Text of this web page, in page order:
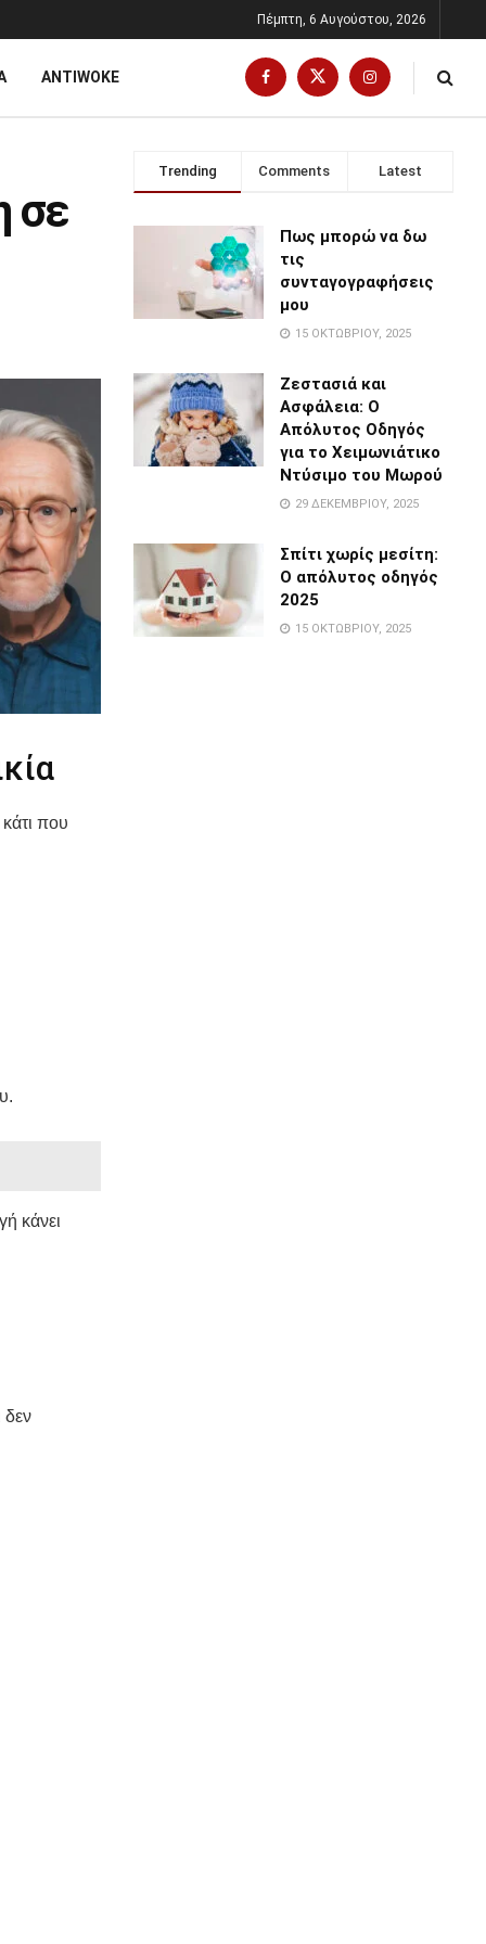
Πέμπτη, 6 Αυγούστου, 2026
ANTIWOKE
σε
που
κάνει
δεν
Trending Comments Latest
Πως μπορώ να δω
τις
συνταγογραφήσεις
μου
15 ΟΚΤΩΒΡΊΟΥ, 2025
Ζεστασιά και
Ασφάλεια: Ο
Απόλυτος Οδηγός
για το Χειμωνιάτικο
Ντύσιμο του Μωρού
29 ΔΕΚΕΜΒΡΊΟΥ, 2025
Σπίτι χωρίς μεσίτη:
Ο απόλυτος οδηγός
2025
15 ΟΚΤΩΒΡΊΟΥ, 2025